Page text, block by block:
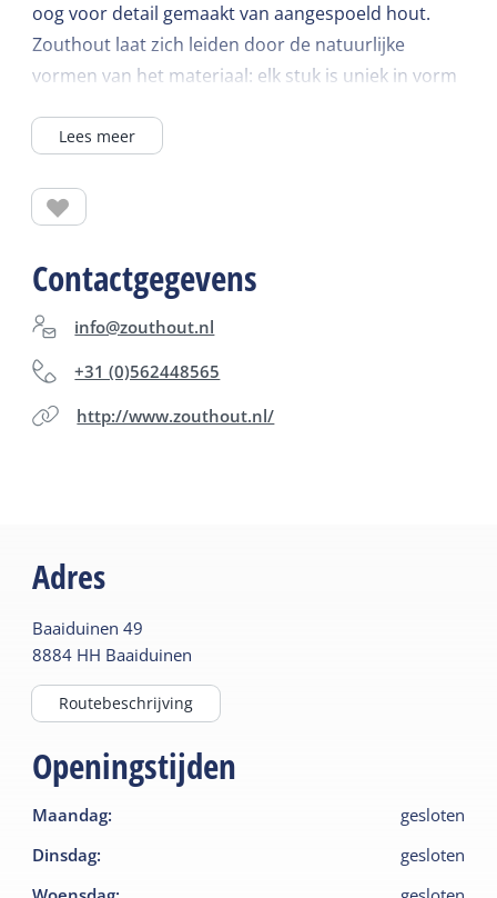
oog voor detail gemaakt van aangespoeld hout.
Zouthout laat zich leiden door de natuurlijke
vormen van het materiaal: elk stuk is uniek in vorm
sieraden, verrassende cadeaus en accessoires van
binnen!
Lees meer
Contactgegevens
info@zouthout.nl
+31 (0)562448565
http://www.zouthout.nl/
Adres
Baaiduinen 49
8884 HH Baaiduinen
Routebeschrijving
Openingstijden
Maandag:
gesloten
Dinsdag:
gesloten